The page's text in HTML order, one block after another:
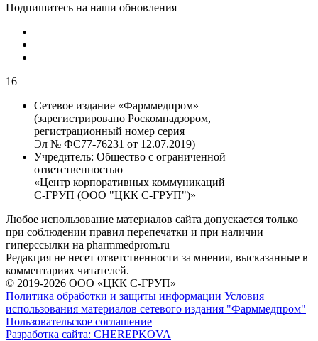
Подпишитесь на наши обновления
16
Сетевое издание «Фарммедпром»
(зарегистрировано Роскомнадзором,
регистрационный номер серия
Эл № ФС77-76231 от 12.07.2019)
Учредитель: Общество с ограниченной
ответственностью
«Центр корпоративных коммуникаций
С-ГРУП (ООО "ЦКК С-ГРУП")»
Любое использование материалов сайта допускается только
при соблюдении правил перепечатки и при наличии
гиперссылки на pharmmedprom.ru
Редакция не несет ответственности за мнения, высказанные в
комментариях читателей.
© 2019-2026 ООО «ЦКК С-ГРУП»
Политика обработки и защиты информации Условия
использования материалов сетевого издания "Фарммедпром"
Пользовательское соглашение
Разработка сайта: CHEREPKOVA